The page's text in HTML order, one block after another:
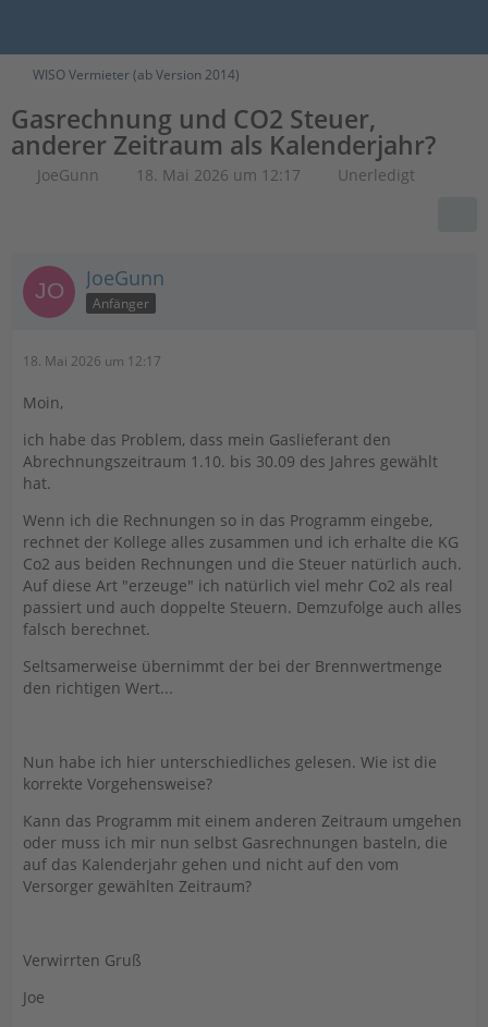
WISO Vermieter (ab Version 2014)
Gasrechnung und CO2 Steuer,
anderer Zeitraum als Kalenderjahr?
JoeGunn 18. Mai 2026 um 12:17 Unerledigt
JoeGunn
Anfänger
18. Mai 2026 um 12:17
Moin,
ich habe das Problem, dass mein Gaslieferant den
Abrechnungszeitraum 1.10. bis 30.09 des Jahres gewählt
hat.
Wenn ich die Rechnungen so in das Programm eingebe,
rechnet der Kollege alles zusammen und ich erhalte die KG
Co2 aus beiden Rechnungen und die Steuer natürlich auch.
Auf diese Art "erzeuge" ich natürlich viel mehr Co2 als real
passiert und auch doppelte Steuern. Demzufolge auch alles
falsch berechnet.
Seltsamerweise übernimmt der bei der Brennwertmenge
den richtigen Wert...
Nun habe ich hier unterschiedliches gelesen. Wie ist die
korrekte Vorgehensweise?
Kann das Programm mit einem anderen Zeitraum umgehen
oder muss ich mir nun selbst Gasrechnungen basteln, die
auf das Kalenderjahr gehen und nicht auf den vom
Versorger gewählten Zeitraum?
Verwirrten Gruß
Joe